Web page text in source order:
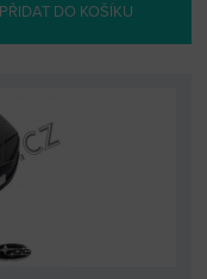
PŘIDAT DO KOŠÍKU